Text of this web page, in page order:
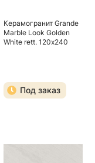
Керамогранит Grande
Marble Look Golden
White rett. 120х240
Под заказ